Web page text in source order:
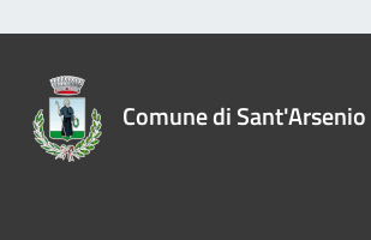
Comune di Sant'Arsenio